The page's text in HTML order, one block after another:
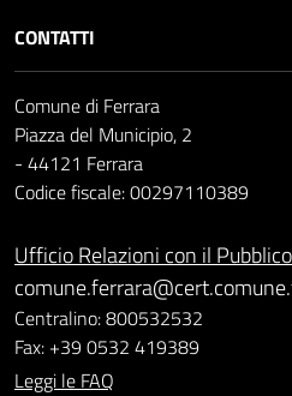
CONTATTI
Comune di Ferrara
Piazza del Municipio, 2
- 44121 Ferrara
Codice fiscale: 00297110389
Ufficio Relazioni con il Pubblico
Centralino: 800532532
Fax: +39 0532 419389
Leggi le FAQ